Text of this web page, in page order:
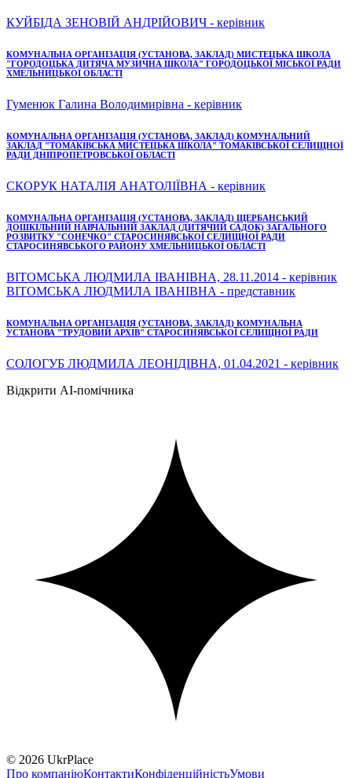
КУЙБІДА ЗЕНОВІЙ АНДРІЙОВИЧ - керівник
КОМУНАЛЬНА ОРГАНІЗАЦІЯ (УСТАНОВА, ЗАКЛАД) МИСТЕЦЬКА ШКОЛА
"ГОРОДОЦЬКА ДИТЯЧА МУЗИЧНА ШКОЛА" ГОРОДОЦЬКОЇ МІСЬКОЇ РАДИ
ХМЕЛЬНИЦЬКОЇ ОБЛАСТІ
Гуменюк Галина Володимирівна - керівник
КОМУНАЛЬНА ОРГАНІЗАЦІЯ (УСТАНОВА, ЗАКЛАД) КОМУНАЛЬНИЙ
ЗАКЛАД "ТОМАКІВСЬКА МИСТЕЦЬКА ШКОЛА" ТОМАКІВСЬКОЇ СЕЛИЩНОЇ
РАДИ ДНІПРОПЕТРОВСЬКОЇ ОБЛАСТІ
СКОРУК НАТАЛІЯ АНАТОЛІЇВНА - керівник
КОМУНАЛЬНА ОРГАНІЗАЦІЯ (УСТАНОВА, ЗАКЛАД) ЩЕРБАНСЬКИЙ
ДОШКІЛЬНИЙ НАВЧАЛЬНИЙ ЗАКЛАД (ДИТЯЧИЙ САДОК) ЗАГАЛЬНОГО
РОЗВИТКУ "СОНЕЧКО" СТАРОСИНЯВСЬКОЇ СЕЛИЩНОЇ РАДИ
СТАРОСИНЯВСЬКОГО РАЙОНУ ХМЕЛЬНИЦЬКОЇ ОБЛАСТІ
ВІТОМСЬКА ЛЮДМИЛА ІВАНІВНА, 28.11.2014 - керівник
ВІТОМСЬКА ЛЮДМИЛА ІВАНІВНА - представник
КОМУНАЛЬНА ОРГАНІЗАЦІЯ (УСТАНОВА, ЗАКЛАД) КОМУНАЛЬНА
УСТАНОВА "ТРУДОВИЙ АРХІВ" СТАРОСИНЯВСЬКОЇ СЕЛИЩНОЇ РАДИ
СОЛОГУБ ЛЮДМИЛА ЛЕОНІДІВНА, 01.04.2021 - керівник
Відкрити AI-помічника
© 2026 UkrPlace
Про компаніюКонтактиКонфіденційністьУмови